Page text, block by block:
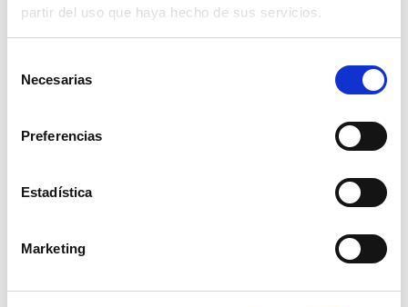
partir del uso que haya hecho de sus servicios.
Necesarias
Preferencias
Estadística
Marketing
Burnout del cuidador
Cómo salir de una
La depresión no es tristeza, ni falta de
voluntad, ni simplemente una mala etapa.